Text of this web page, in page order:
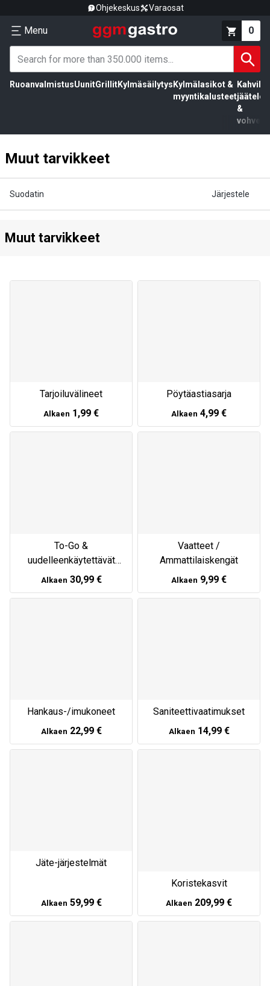
Ohjekeskus Varaosat
Menu 0
RuoanvalmistusUunitGrillitKylmäsäilytys Kylmälasikot &
myyntikalusteet
Kahvila,
jäätelö
&
vohvelit
Muut tarvikkeet
Suodatin Järjestele
Muut tarvikkeet
Tarjoiluvälineet
Alkaen 1,99 €
Pöytäastiasarja
Alkaen 4,99 €
To-Go &
uudelleenkäytettävät
astiat
Alkaen 30,99 €
Vaatteet /
Ammattilaiskengät
Alkaen 9,99 €
Hankaus-/imukoneet
Alkaen 22,99 €
Saniteettivaatimukset
Alkaen 14,99 €
Jäte-järjestelmät
Alkaen 59,99 €
Koristekasvit
Alkaen 209,99 €